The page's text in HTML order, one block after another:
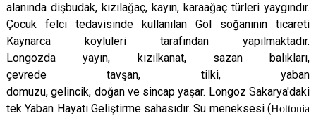
alanında dişbudak, kızılağaç, kayın, karaağaç türleri yaygındır.
Çocuk felci tedavisinde kullanılan Göl soğanının ticareti
Kaynarca köylüleri tarafından yapılmaktadır.
Longozdayayın, kızılkanat, sazanbalıkları,
çevredetavşan, tilki,yaban
domuzu,gelincik, doğanve sincap yaşar. Longoz Sakarya'daki
tek Yaban Hayatı Geliştirme sahasıdır.Su meneksesi(Hottonia